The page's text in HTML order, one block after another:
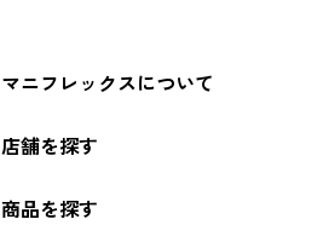
マニフレックスについて
店舗を探す
商品を探す